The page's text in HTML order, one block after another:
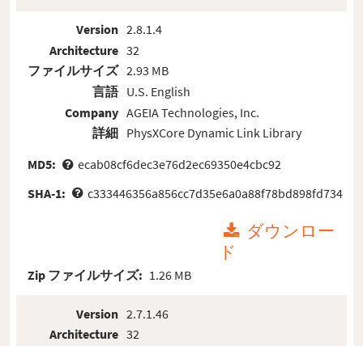
Version
Architecture
ファイルサイズ
言語
Company
詳細
2.8.1.4
32
2.93 MB
U.S. English
AGEIA Technologies, Inc.
PhysXCore Dynamic Link Library
MD5:
ecab08cf6dec3e76d2ec69350e4cbc92
SHA-1:
c333446356a856cc7d35e6a0a88f78bd898fd734
ダウンロー
ド
Zip ファイルサイズ: 1.26 MB
Version
Architecture
2.7.1.46
32